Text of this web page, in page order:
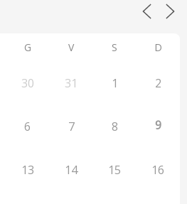
G V S D
30 31 1 2
6 7 8 9
13 14 15 16